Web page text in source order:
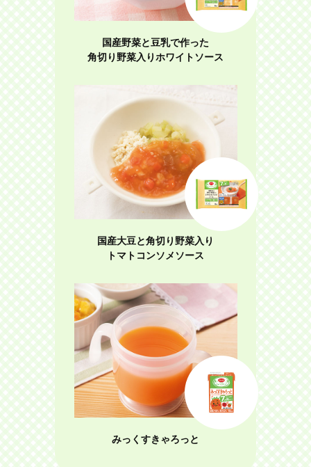
国産野菜と豆乳で作った
角切り野菜入りホワイトソース
国産大豆と角切り野菜入り
トマトコンソメソース
みっくすきゃろっと